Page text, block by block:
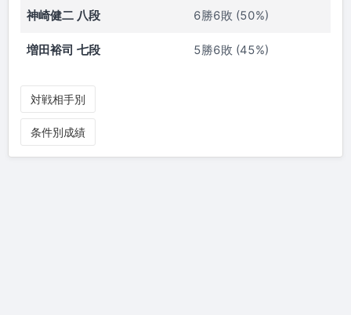
神崎健二 八段 6勝6敗 (50%)
増田裕司 七段 5勝6敗 (45%)
対戦相手別
条件別成績